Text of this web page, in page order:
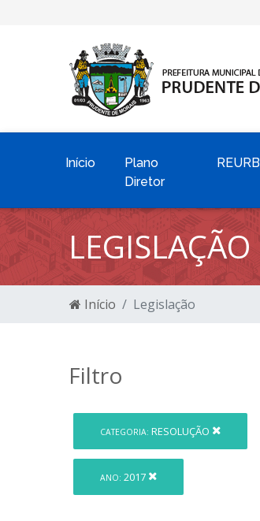
Início
Plano
Diretor
REURB
LEGISLAÇÃO
Início Legislação
Filtro
CATEGORIA: RESOLUÇÃO
ANO: 2017